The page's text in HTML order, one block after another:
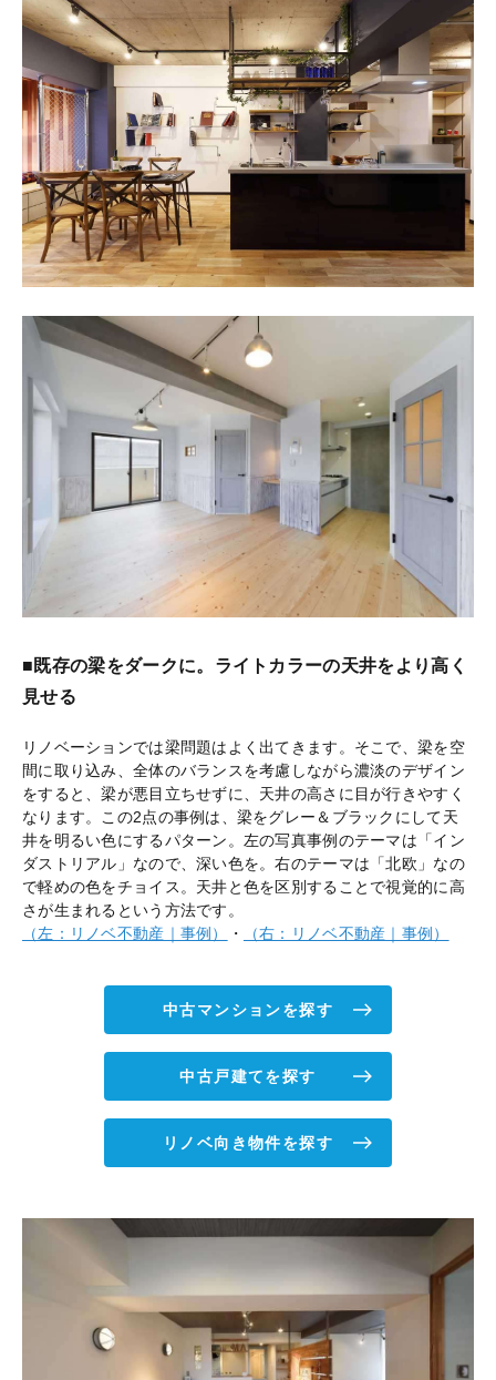
■既存の梁をダークに。ライトカラーの天井をより高く
見せる
リノベーションでは梁問題はよく出てきます。そこで、梁を空
間に取り込み、全体のバランスを考慮しながら濃淡のデザイン
をすると、梁が悪目立ちせずに、天井の高さに目が行きやすく
なります。この2点の事例は、梁をグレー＆ブラックにして天
井を明るい色にするパターン。左の写真事例のテーマは「イン
ダストリアル」なので、深い色を。右のテーマは「北欧」なの
で軽めの色をチョイス。天井と色を区別することで視覚的に高
さが生まれるという方法です。
（左：リノベ不動産｜事例）
・ （右：リノベ不動産｜事例）
中古マンションを探す
中古戸建てを探す
リノベ向き物件を探す